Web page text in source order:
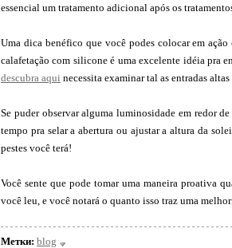
essencial um tratamento adicional após os
Uma dica benéfico que você podes colocar em
calafetação com silicone é uma excelente idéia pra
descubra aqui necessita examinar tal as entradas
Se puder observar alguma luminosidade em redor
tempo pra selar a abertura ou ajustar a altura da
pestes você terá!
Você sente que pode tomar uma maneira proativa
você leu, e você notará o quanto isso traz uma
Метки: blog